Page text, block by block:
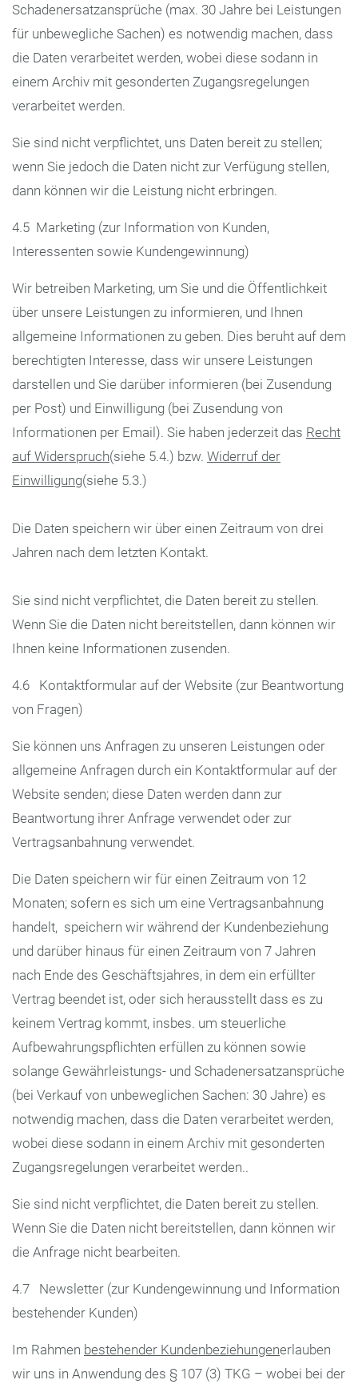
Schadenersatzansprüche (max. 30 Jahre bei Leistungen
für unbewegliche Sachen) es notwendig machen, dass
die Daten verarbeitet werden, wobei diese sodann in
einem Archiv mit gesonderten Zugangsregelungen
verarbeitet werden.
Sie sind nicht verpflichtet, uns Daten bereit zu stellen;
wenn Sie jedoch die Daten nicht zur Verfügung stellen,
dann können wir die Leistung nicht erbringen.
4.5 Marketing (zur Information von Kunden,
Interessenten sowie Kundengewinnung)
Wir betreiben Marketing, um Sie und die Öffentlichkeit
über unsere Leistungen zu informieren, und Ihnen
allgemeine Informationen zu geben. Dies beruht auf dem
berechtigten Interesse, dass wir unsere Leistungen
darstellen und Sie darüber informieren (bei Zusendung
per Post) und Einwilligung (bei Zusendung von
Informationen per Email). Sie haben jederzeit das Recht
auf Widerspruch(siehe 5.4.) bzw. Widerruf der
Einwilligung(siehe 5.3.)
Die Daten speichern wir über einen Zeitraum von drei
Jahren nach dem letzten Kontakt.
Sie sind nicht verpflichtet, die Daten bereit zu stellen.
Wenn Sie die Daten nicht bereitstellen, dann können wir
Ihnen keine Informationen zusenden.
4.6 Kontaktformular auf der Website (zur Beantwortung
von Fragen)
Sie können uns Anfragen zu unseren Leistungen oder
allgemeine Anfragen durch ein Kontaktformular auf der
Website senden; diese Daten werden dann zur
Beantwortung ihrer Anfrage verwendet oder zur
Vertragsanbahnung verwendet.
Die Daten speichern wir für einen Zeitraum von 12
Monaten; sofern es sich um eine Vertragsanbahnung
handelt, speichern wir während der Kundenbeziehung
und darüber hinaus für einen Zeitraum von 7 Jahren
nach Ende des Geschäftsjahres, in dem ein erfüllter
Vertrag beendet ist, oder sich herausstellt dass es zu
keinem Vertrag kommt, insbes. um steuerliche
Aufbewahrungspflichten erfüllen zu können sowie
solange Gewährleistungs- und Schadenersatzansprüche
(bei Verkauf von unbeweglichen Sachen: 30 Jahre) es
notwendig machen, dass die Daten verarbeitet werden,
wobei diese sodann in einem Archiv mit gesonderten
Zugangsregelungen verarbeitet werden..
Sie sind nicht verpflichtet, die Daten bereit zu stellen.
Wenn Sie die Daten nicht bereitstellen, dann können wir
die Anfrage nicht bearbeiten.
4.7 Newsletter (zur Kundengewinnung und Information
bestehender Kunden)
Im Rahmen bestehender Kundenbeziehungenerlauben
wir uns in Anwendung des § 107 (3) TKG – wobei bei der